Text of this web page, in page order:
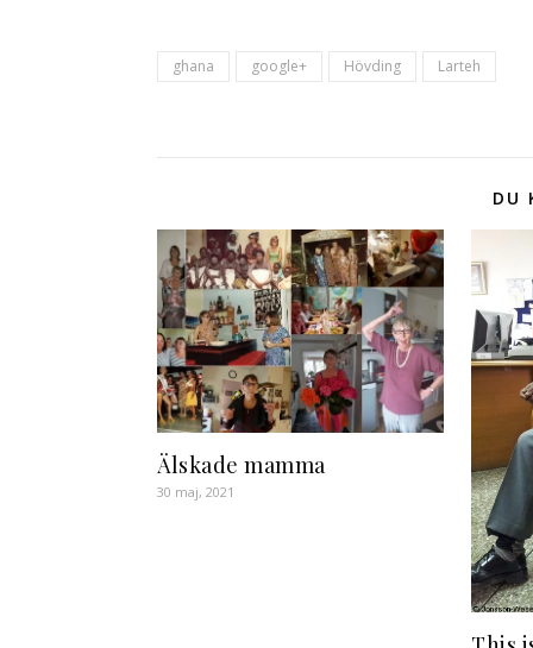
ghana google+ Hövding Larteh
DU
Älskade mamma
30 maj, 2021